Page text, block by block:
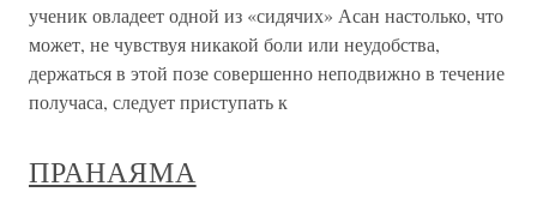
ученик овладеет одной из «сидячих» Асан настолько, что
может, не чувствуя никакой боли или неудобства,
держаться в этой позе совершенно неподвижно в течение
получаса, следует приступать к
ПРАНАЯМА